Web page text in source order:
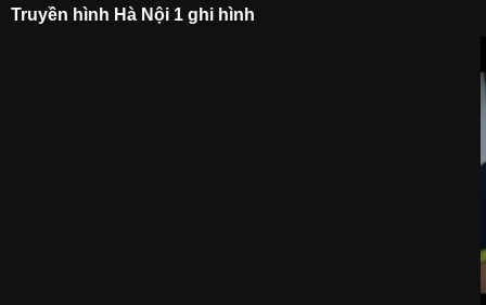
Truyền hình Hà Nội 1 ghi hình